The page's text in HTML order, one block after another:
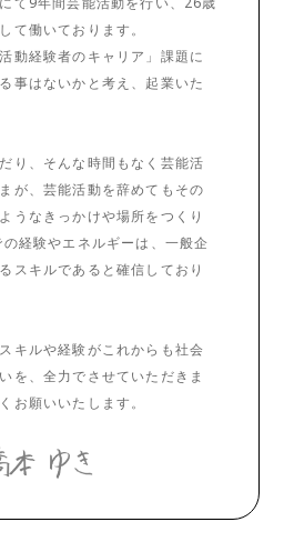
て働いております。
動経験者のキャリア」課題に
事はないかと考え、起業いた
り、そんな時間もなく芸能活
が、芸能活動を辞めてもその
うなきっかけや場所をつくり
経験やエネルギーは、一般企
スキルであると確信しており
キルや経験がこれからも社会
を、全力でさせていただきま
お願いいたします。